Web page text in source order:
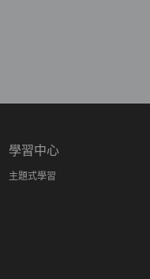
學習中心
主題式學習